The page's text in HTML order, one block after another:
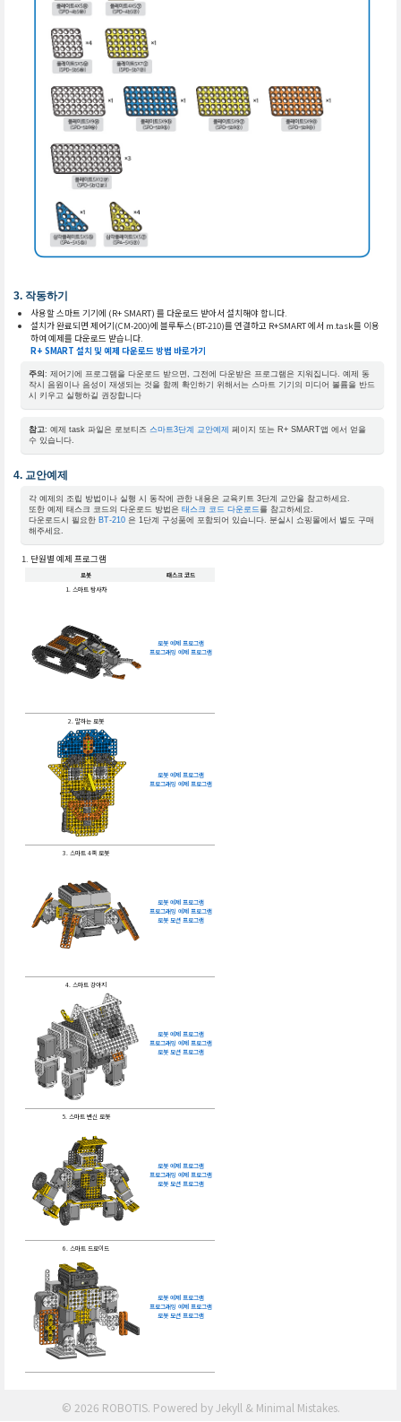
작동하기
사용할 스마트 기기에 (R+ SMART) 를 다운로드 받아서 설치해야 합니다.
설치가 완료되면 제어기(CM-200)에 블루투스(BT-210)를 연결하고 R+SMART 에서 m.task를 이용
하여 예제를 다운로드 받습니다.
R+ SMART 설치 및 예제 다운로드 방법 바로가기
주의 : 제어기에 프로그램을 다운로드 받으면, 그전에 다운받은 프로그램은 지워집니다. 예제 동
작시 음원이나 음성이 재생되는 것을 함께 확인하기 위해서는 스마트 기기의 미디어 볼륨을 반드
시 키우고 실행하길 권장합니다
참고: 예제 task 파일은 로보티즈 스마트3단계 교안예제 페이지 또는 R+ SMART앱 에서 얻을
수 있습니다.
교안예제
각 예제의 조립 방법이나 실행 시 동작에 관한 내용은 교육키트 3단계 교안을 참고하세요.
또한 예제 태스크 코드의 다운로드 방법은 태스크 코드 다운로드를 참고하세요.
다운로드시 필요한 BT-210은 1단계 구성품에 포함되어 있습니다. 분실시 쇼핑몰에서 별도 구매
해주세요.
단원별 예제 프로그램
로봇
태스크 코드
1. 스마트 탐사차
로봇 예제 프로그램
프로그래밍 예제 프로그램
2. 말하는 로봇
로봇 예제 프로그램
프로그래밍 예제 프로그램
3. 스마트 4족 로봇
로봇 예제 프로그램
프로그래밍 예제 프로그램
로봇 모션 프로그램
4. 스마트 강아지
로봇 예제 프로그램
프로그래밍 예제 프로그램
로봇 모션 프로그램
5. 스마트 변신 로봇
로봇 예제 프로그램
프로그래밍 예제 프로그램
로봇 모션 프로그램
6. 스마트 드로이드
로봇 예제 프로그램
프로그래밍 예제 프로그램
로봇 모션 프로그램
© 2026 ROBOTIS. Powered byJekyll & Minimal Mistakes.